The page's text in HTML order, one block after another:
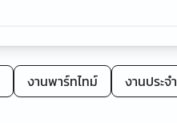
งานพาร์ทไทม์ งานประจำ